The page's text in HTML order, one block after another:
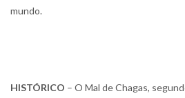
mundo.
HISTÓRICO – O Mal de Chagas,